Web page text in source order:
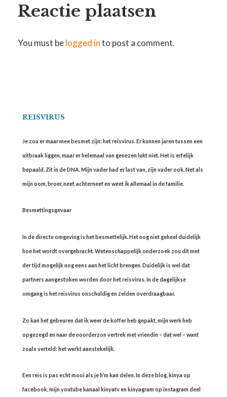
Reactie plaatsen
You must belogged into post a comment.
REISVIRUS
Je zou er maar mee besmet zijn: het reisvirus. Er kunnen jaren tussen een
uitbraak liggen, maar er helemaal van genezen lukt niet. Het is erfelijk
bepaald. Zit in de DNA. Mijn vader had er last van, zijn vader ook. Net als
mijn oom, broer, neef, achterneef en weet ik allemaal in de familie.
Besmettingsgevaar
In de directe omgeving is het besmettelijk. Het nog niet geheel duidelijk
hoe het wordt overgebracht. Wetenschappelijk onderzoek zou dit met
der tijd mogelijk nog eens aan het licht brengen. Duidelijk is wel dat
partners aangestoken worden door het reisvirus. In de dagelijkse
omgang is het reisvirus onschuldig en zelden overdraagbaar.
Zo kan het gebeuren dat ik weer de koffer heb gepakt, mijn werk heb
opgezegd en naar de noorderzon vertrek met vriendin – dat wel – want
zoals verteld: het werkt aanstekelijk.
Een reis is pas echt mooi als je h’m kan delen. In deze blog, kinya op
facebook, mijn youtube kanaal kinyatv en kinyagram op instagram deel